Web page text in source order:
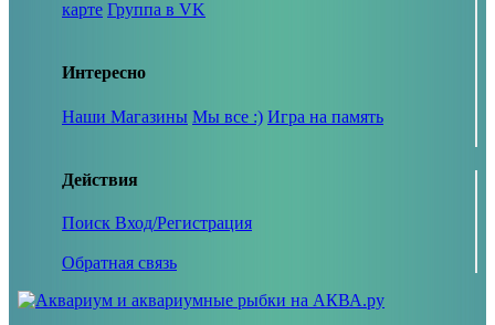
карте Группа в VK
Интересно
Наши Магазины Мы все :) Игра на память
Действия
Поиск Вход/Регистрация
Обратная связь